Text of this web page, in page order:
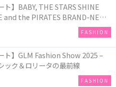
ト】BABY, THE STARS SHINE
and the PIRATES BRAND-NEW
FASHION
ト】GLM Fashion Show 2025 –
ック＆ロリータの最前線
FASHION